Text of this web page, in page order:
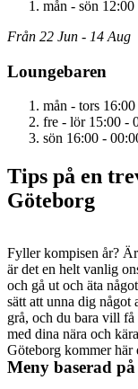
mån - sön 12:00
Från 22 Jun - 14 Aug
Lounge­baren
mån - tors
fre - lör 15:00 -
sön 16:00 -
Tips på en
Göteborg
Fyller kompisen år?
är det en helt vanlig
och gå ut och äta
sätt att unna dig något
grå, och du bara vill
med dina nära och
Göteborg kommer här
Meny baserad